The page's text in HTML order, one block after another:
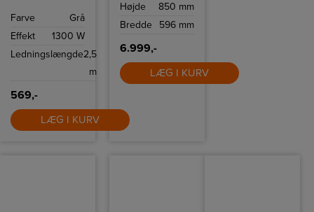
på alle stoffer.
Farve
Grå
Effekt
1300 W
Ledningslængde2,5
m
569,-
LÆG I KURV
Perfekt tørring til
høj
Højde
850 mm
Bredde
596 mm
6.999,-
LÆG I KURV